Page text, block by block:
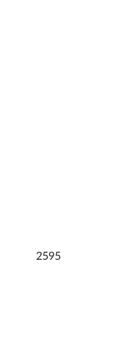
2595